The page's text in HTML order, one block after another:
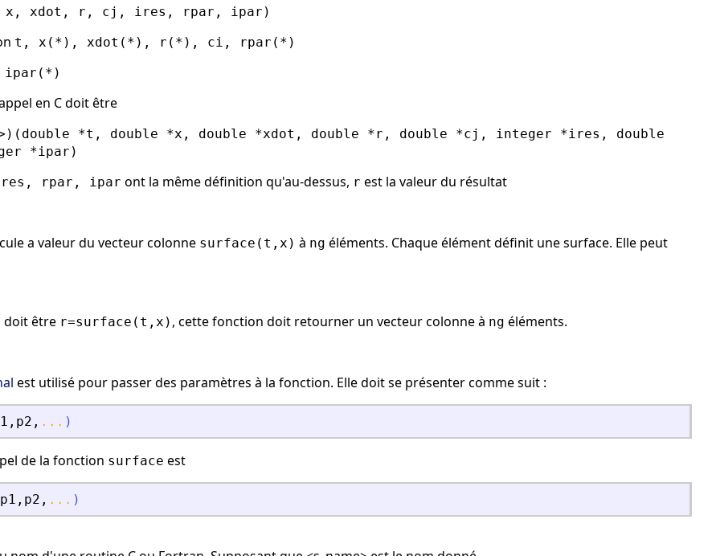
x, xdot, r, cj, ires, rpar, ipar)
t, x(*), xdot(*), r(*), ci, rpar(*)
en C doit être
*t, double *x, double *xdot, double *r, double *cj, integer *ires, double
*ipar)
rpar, ipar ont la même définition qu'au-dessus, r est la valeur du résultat
a valeur du vecteur colonne surface(t,x) à ng éléments. Chaque élément définit une surface. Elle peut
doit être r=surface(t,x) , cette fonction doit retourner un vecteur colonne à ng éléments.
est utilisé pour passer des paramètres à la fonction. Elle doit se présenter comme suit :
, p2 , ... )
de la fonction surface est
p1 , p2 , ... )